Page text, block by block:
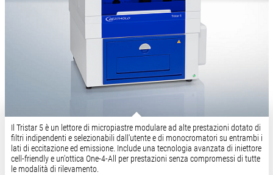
Il Tristar 5 è un lettore di micropiastre modulare ad alte prestazioni dotato di
filtri indipendenti e selezionabili dall'utente e di monocromatori su entrambi i
lati di eccitazione ed emissione. Include una tecnologia avanzata di iniettore
cell-friendly e un'ottica One-4-All per prestazioni senza compromessi di tutte
le modalità di rilevamento.